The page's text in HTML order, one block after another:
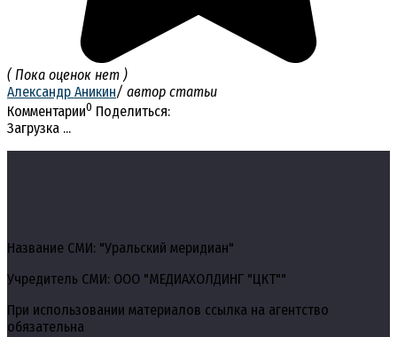
( Пока оценок нет )
Александр Аникин/ автор статьи
Комментарии0 Поделиться:
Загрузка ...
Название СМИ: "Уральский меридиан"
Учредитель СМИ: ООО "МЕДИАХОЛДИНГ "ЦКТ""
При использовании материалов ссылка на агентство
обязательна